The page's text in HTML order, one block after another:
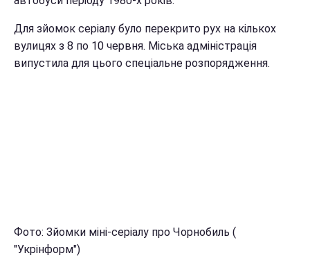
Для зйомок серіалу було перекрито рух на кількох
вулицях з 8 по 10 червня. Міська адміністрація
випустила для цього спеціальне розпорядження.
Фото: Зйомки міні-серіалу про Чорнобиль (
"Укрінформ")